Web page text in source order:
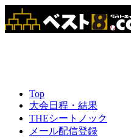
Top
大会日程・結果
THEシートノック
メール配信登録